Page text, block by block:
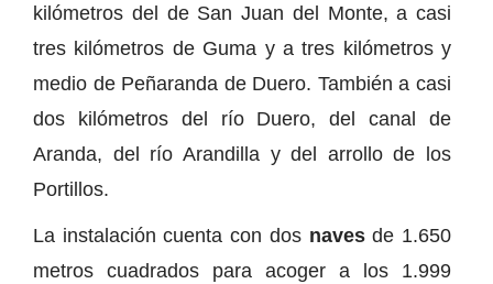
kilómetros del de San Juan del Monte, a casi
tres kilómetros de Guma y a tres kilómetros y
medio de Peñaranda de Duero. También a casi
dos kilómetros del río Duero, del canal de
Aranda, del río Arandilla y del arrollo de los
Portillos.
La instalación cuenta con dos navesde 1.650
metros cuadrados para acoger a los 1.999